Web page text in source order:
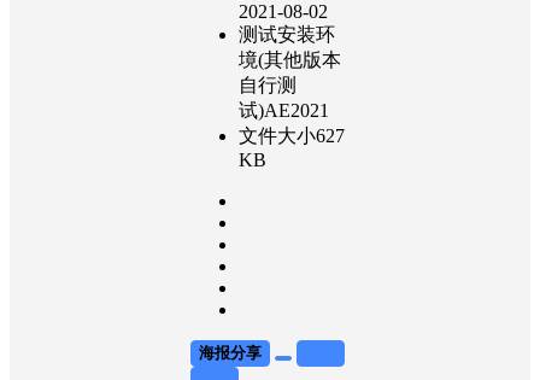
2021-08-02
测试安装环
境(其他版本
自行测
试)AE2021
文件大小627
KB
海报分享